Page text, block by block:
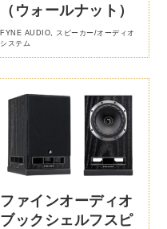
（ウォールナット）
FYNE AUDIO
スピーカー/オーディオ
システム
ファインオーディオ
ブックシェルフスピ